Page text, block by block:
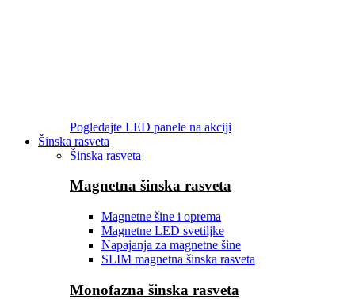
Pogledajte LED panele na akciji
Šinska rasveta
Šinska rasveta
Magnetna šinska rasveta
Magnetne šine i oprema
Magnetne LED svetiljke
Napajanja za magnetne šine
SLIM magnetna šinska rasveta
Monofazna šinska rasveta